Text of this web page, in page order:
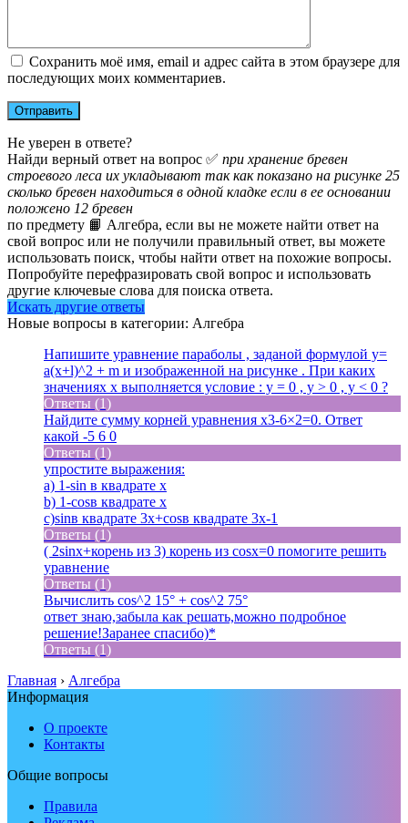
Сохранить моё имя, email и адрес сайта в этом браузере для
последующих моих комментариев.
Не уверен в ответе?
Найди верный ответ на вопрос ✅ при хранение бревен
строевого леса их укладывают так как показано на рисунке 25
сколько бревен находиться в одной кладке если в ее основании
положено 12 бревен
по предмету 📙 Алгебра, если вы не можете найти ответ на
свой вопрос или не получили правильный ответ, вы можете
использовать поиск, чтобы найти ответ на похожие вопросы.
Попробуйте перефразировать свой вопрос и использовать
другие ключевые слова для поиска ответа.
Искать другие ответы
Новые вопросы в категории: Алгебра
Напишите уравнение параболы , заданой формулой y=
a(x+l)^2 + m и изображенной на рисунке . При каких
значениях x выполняется условие : y = 0 , y > 0 , y < 0 ?
Ответы (1)
Найдите сумму корней уравнения x3-6×2=0. Ответ
какой -5 6 0
Ответы (1)
упростите выражения:
a) 1-sin в квадрате x
b) 1-cosв квадрате x
c)sinв квадрате 3x+cosв квадрате 3x-1
Ответы (1)
( 2sinx+корень из 3) корень из cosx=0 помогите решить
уравнение
Ответы (1)
Вычислить cos^2 15° + cos^2 75°
ответ знаю,забыла как решать,можно подробное
решение!Заранее спасибо)*
Ответы (1)
Главная › Алгебра
Информация
О проекте
Контакты
Общие вопросы
Правила